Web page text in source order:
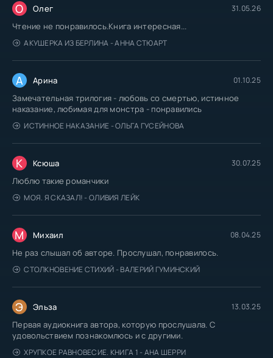
О Олег 31.05.26
Чтение не понравилось.Книга интересная...
АКУШЕРКА ИЗ БЕРЛИНА - АННА СТЮАРТ
А Арина 01.10.25
Замечательная трилогия - любовь со смертью, истинное
наказание, любимая для монстра - понравились
ИСТИННОЕ НАКАЗАНИЕ - ОЛЬГА ГУСЕЙНОВА
К Ксюша 30.07.25
Люблю такие романчики
МОЯ. Я СКАЗАЛ! - ОЛИВИЯ ЛЕЙК
М Михаил 08.04.25
Не раз слышал об авторе. Прослушал, понравилось.
СТОЛКНОВЕНИЕ СТИХИЙ - ВАЛЕРИЙ ГУМИНСКИЙ
Э Эльза 13.03.25
Первая аудиокнига автора, которую прослушала. С
удовольствием познакомлюсь и с другими.
ХРУПКОЕ РАВНОВЕСИЕ. КНИГА 1 - АНА ШЕРРИ